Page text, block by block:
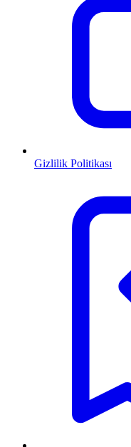
Gizlilik Politikası